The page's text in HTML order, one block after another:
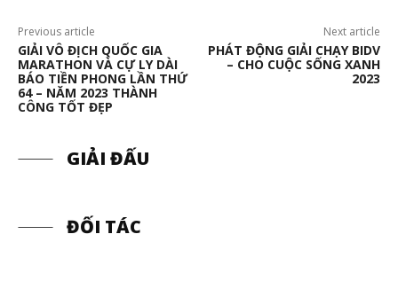
Previous article
GIẢI VÔ ĐỊCH QUỐC GIA
MARATHON VÀ CỰ LY DÀI
BÁO TIỀN PHONG LẦN THỨ
64 – NĂM 2023 THÀNH
CÔNG TỐT ĐẸP
Next article
PHÁT ĐỘNG GIẢI CHẠY BIDV
– CHO CUỘC SỐNG XANH
2023
GIẢI ĐẤU
ĐỐI TÁC